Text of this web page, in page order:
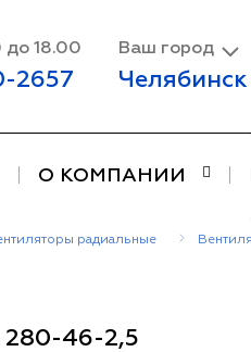
до 18.00
2657
Ваш город
Челябинск
О КОМПАНИИ
радиальные
280-46-2,5